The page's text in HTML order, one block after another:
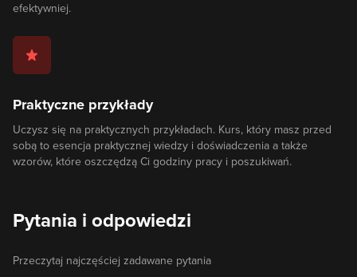
efektywniej.
Praktyczne przykłady
Uczysz się na praktycznych przykładach. Kurs, który masz przed
sobą to esencja praktycznej wiedzy i doświadczenia a także
wzorów, które oszczędzą Ci godziny pracy i poszukiwań.
Pytania i odpowiedzi
Przeczytaj najczęściej zadawane pytania